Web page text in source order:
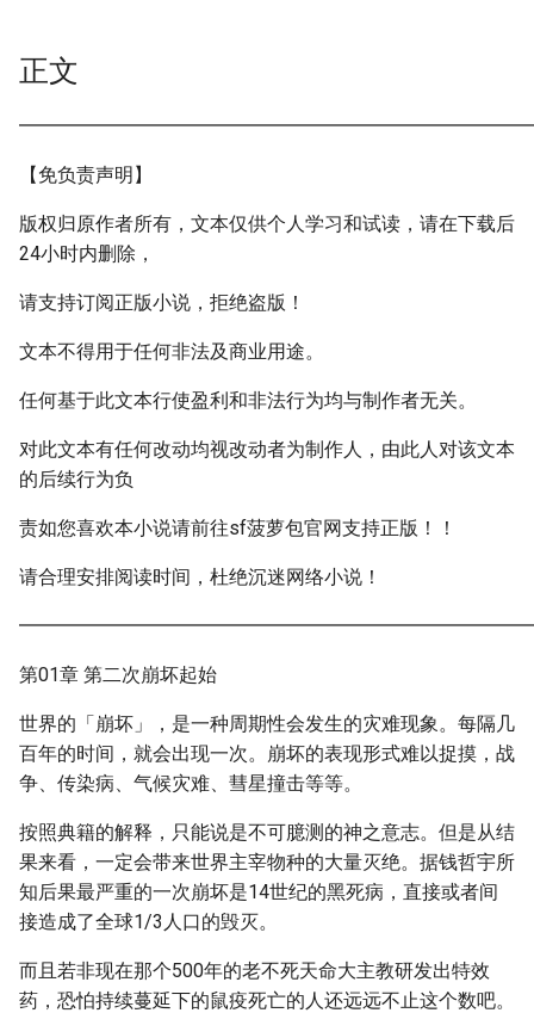
正文
【免负责声明】
版权归原作者所有，文本仅供个人学习和试读，请在下载后
24小时内删除，
请支持订阅正版小说，拒绝盗版！
文本不得用于任何非法及商业用途。
任何基于此文本行使盈利和非法行为均与制作者无关。
对此文本有任何改动均视改动者为制作人，由此人对该文本
的后续行为负
责如您喜欢本小说请前往sf菠萝包官网支持正版！！
请合理安排阅读时间，杜绝沉迷网络小说！
第01章 第二次崩坏起始
世界的「崩坏」，是一种周期性会发生的灾难现象。每隔几
百年的时间，就会出现一次。崩坏的表现形式难以捉摸，战
争、传染病、气候灾难、彗星撞击等等。
按照典籍的解释，只能说是不可臆测的神之意志。但是从结
果来看，一定会带来世界主宰物种的大量灭绝。据钱哲宇所
知后果最严重的一次崩坏是14世纪的黑死病，直接或者间
接造成了全球1/3人口的毁灭。
而且若非现在那个500年的老不死天命大主教研发出特效
药，恐怕持续蔓延下的鼠疫死亡的人还远远不止这个数吧。